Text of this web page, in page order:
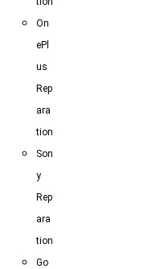
On
ePl
us
Rep
ara
tion
Son
y
Rep
ara
tion
Go